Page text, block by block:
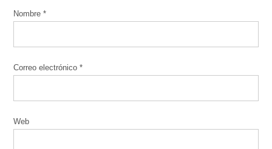
Nombre*
Correo electrónico*
Web